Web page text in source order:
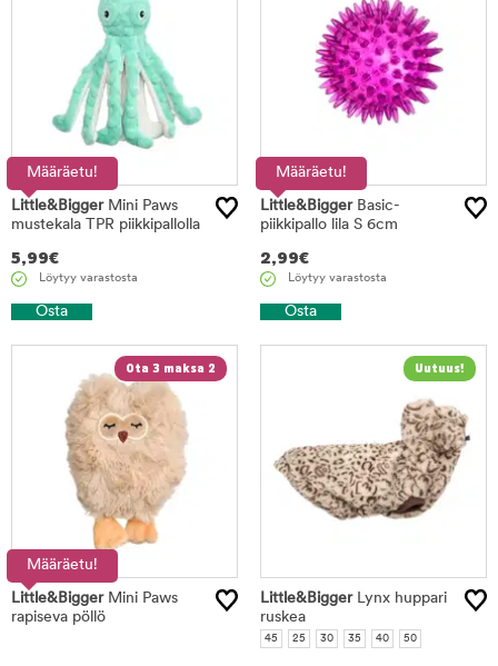
Määräetu!
Little&BiggerMini Paws
mustekala TPR piikkipallolla
5,99€
Löytyy varastosta
Osta
Määräetu!
Little&BiggerBasic-
piikkipallo lila S 6cm
2,99€
Löytyy varastosta
Osta
Ota 3 maksa 2
Määräetu!
Little&BiggerMini Paws
rapiseva pöllö
Little&BiggerLynx huppari
ruskea
45 25 30 35 40 50